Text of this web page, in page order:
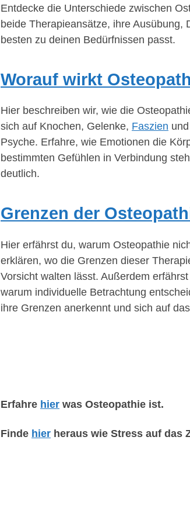
Entdecke die Unterschiede zwischen
beide Therapieansätze, ihre Ausübung,
besten zu deinen Bedürfnissen passt.
Worauf wirkt
Hier beschreiben wir, wie die
sich auf Knochen, Gelenke, Faszien
Psyche. Erfahre, wie Emotionen die
bestimmten Gefühlen in Verbindung
deutlich.
Grenzen der
Hier erfährst du, warum Osteopathie
erklären, wo die Grenzen dieser
Vorsicht walten lässt. Außerdem
warum individuelle Betrachtung
ihre Grenzen anerkennt und sich auf
Erfahre hier was Osteopathie ist.
Finde hier heraus wie Stress auf das